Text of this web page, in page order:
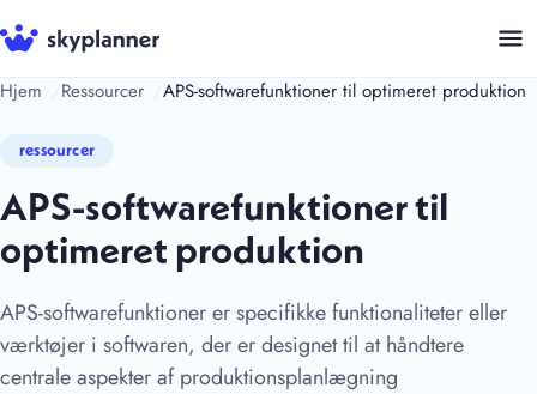
Hop
til
indhold
Hjem Ressourcer APS-softwarefunktioner til optimeret produktion
ressourcer
APS-softwarefunktioner til
optimeret produktion
APS-softwarefunktioner er specifikke funktionaliteter eller
værktøjer i softwaren, der er designet til at håndtere
centrale aspekter af produktionsplanlægning